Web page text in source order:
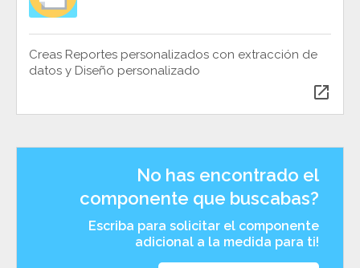
Creas Reportes personalizados con extracción de
datos y Diseño personalizado
open_in_new
No has encontrado el
componente que buscabas?
Escriba para solicitar el componente
adicional a la medida para ti!